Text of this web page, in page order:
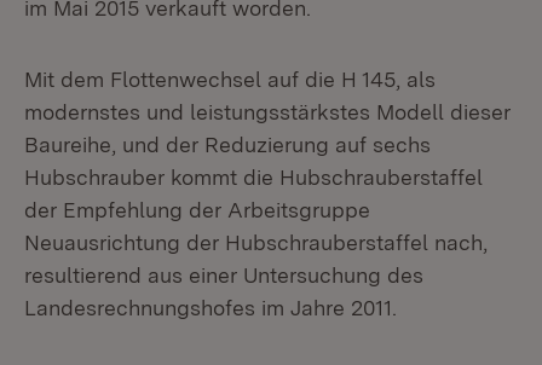
im Mai 2015 verkauft worden.
Mit dem Flottenwechsel auf die H 145, als
modernstes und leistungsstärkstes Modell dieser
Baureihe, und der Reduzierung auf sechs
Hubschrauber kommt die Hubschrauberstaffel
der Empfehlung der Arbeitsgruppe
Neuausrichtung der Hubschrauberstaffel nach,
resultierend aus einer Untersuchung des
Landesrechnungshofes im Jahre 2011.